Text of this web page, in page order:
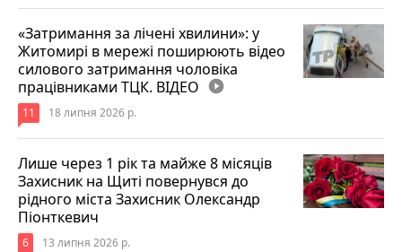
«Затримання за лічені хвилини»: у
Житомирі в мережі поширюють відео
силового затримання чоловіка
працівниками ТЦК. ВІДЕО play_circle_filled
11 18 липня 2026 р.
Лише через 1 рік та майже 8 місяців
Захисник на Щиті повернувся до
рідного міста Захисник Олександр
Піонткевич
6 13 липня 2026 р.